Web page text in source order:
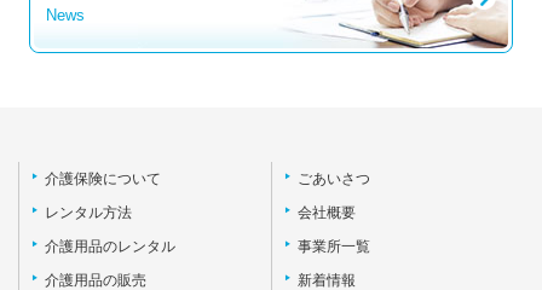
News
介護保険について
レンタル方法
介護用品のレンタル
介護用品の販売
ごあいさつ
会社概要
事業所一覧
新着情報